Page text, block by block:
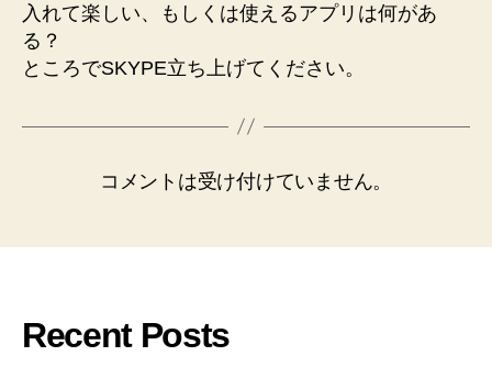
入れて楽しい、もしくは使えるアプリは何があ
る？
ところでSKYPE立ち上げてください。
コメントは受け付けていません。
Recent Posts